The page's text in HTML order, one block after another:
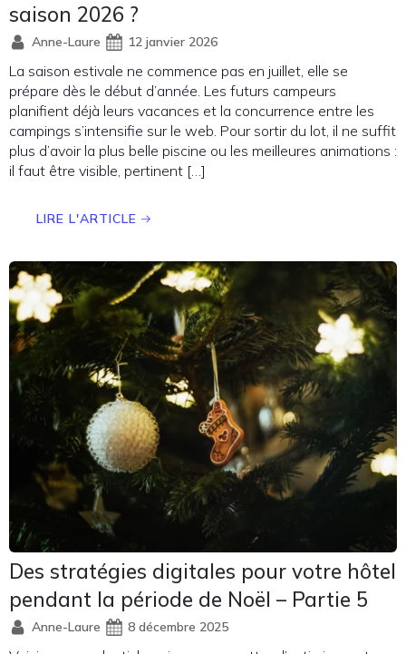
saison 2026 ?
Anne-Laure 12 janvier 2026
La saison estivale ne commence pas en juillet, elle se
prépare dès le début d’année. Les futurs campeurs
planifient déjà leurs vacances et la concurrence entre les
campings s’intensifie sur le web. Pour sortir du lot, il ne suffit
plus d’avoir la plus belle piscine ou les meilleures animations :
il faut être visible, pertinent […]
LIRE L'ARTICLE
Des stratégies digitales pour votre hôtel
pendant la période de Noël – Partie 5
Anne-Laure 8 décembre 2025